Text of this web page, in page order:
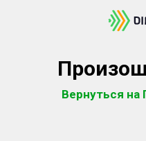
Вернуться на